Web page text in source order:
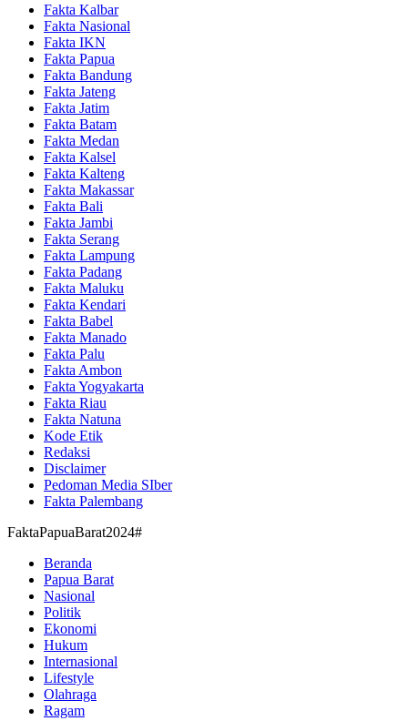
Fakta Kalbar
Fakta Nasional
Fakta IKN
Fakta Papua
Fakta Bandung
Fakta Jateng
Fakta Jatim
Fakta Batam
Fakta Medan
Fakta Kalsel
Fakta Kalteng
Fakta Makassar
Fakta Bali
Fakta Jambi
Fakta Serang
Fakta Lampung
Fakta Padang
Fakta Maluku
Fakta Kendari
Fakta Babel
Fakta Manado
Fakta Palu
Fakta Ambon
Fakta Yogyakarta
Fakta Riau
Fakta Natuna
Kode Etik
Redaksi
Disclaimer
Pedoman Media SIber
Fakta Palembang
FaktaPapuaBarat2024#
Beranda
Papua Barat
Nasional
Politik
Ekonomi
Hukum
Internasional
Lifestyle
Olahraga
Ragam